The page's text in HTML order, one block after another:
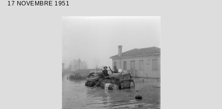
17 NOVEMBRE 1951